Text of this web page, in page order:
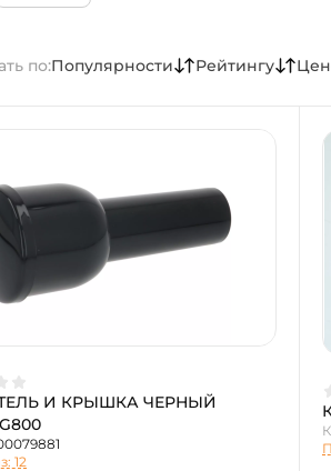
по:Популярности Рейтингу
И КРЫШКА ЧЕРНЫЙ
12